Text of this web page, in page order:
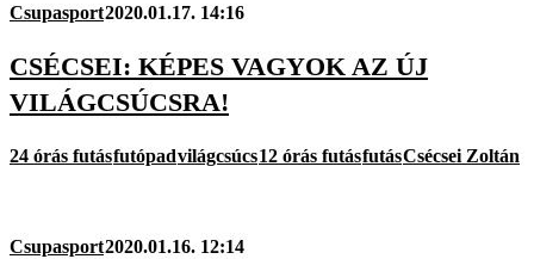
Csupasport2020.01.17. 14:16
CSÉCSEI: KÉPES VAGYOK AZ ÚJ
VILÁGCSÚCSRA!
24 órás futásfutópadvilágcsúcs12 órás futásfutásCsécsei Zoltán
Csupasport2020.01.16. 12:14